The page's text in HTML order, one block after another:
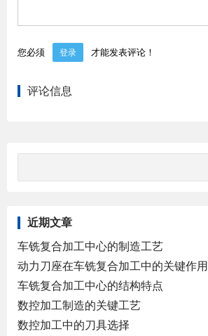
您必须 登录 才能发表评论！
评论信息
近期文章
车铣复合加工中心的制造工艺
动力刀座在车铣复合加工中的关键作用
车铣复合加工中心的结构特点
数控加工制造的关键工艺
数控加工中的刀具选择